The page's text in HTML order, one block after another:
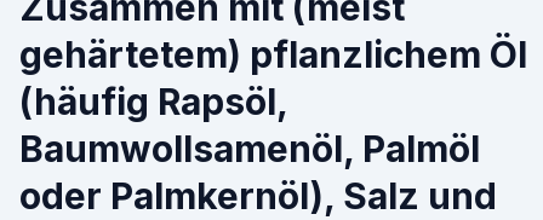
gehärtetem) pflanzlichem Öl
(häufig Rapsöl,
Baumwollsamenöl, Palmöl
oder Palmkernöl), Salz und